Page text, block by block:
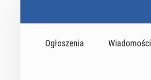
Ogłoszenia Wiadomości